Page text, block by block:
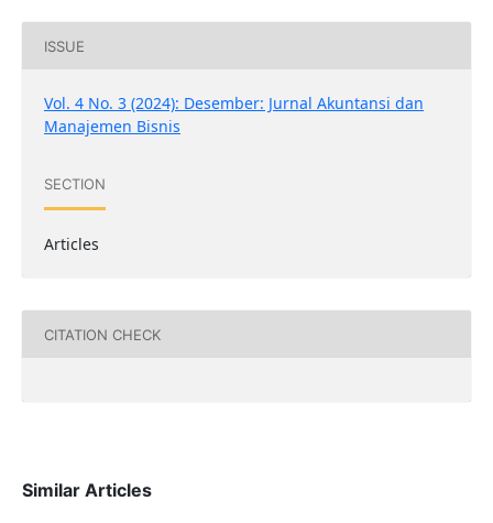
ISSUE
Vol. 4 No. 3 (2024): Desember: Jurnal Akuntansi dan
Manajemen Bisnis
SECTION
Articles
CITATION CHECK
Similar Articles